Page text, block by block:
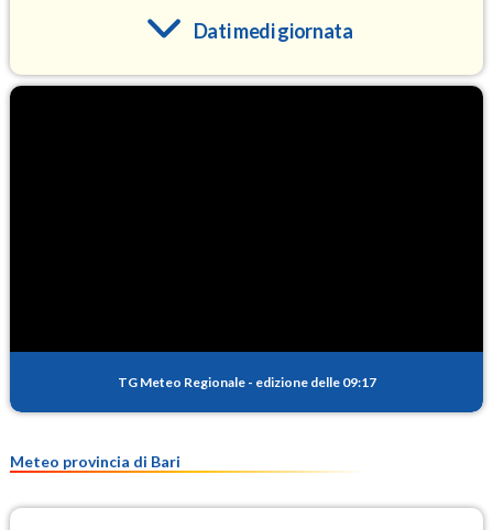
Dati medi giornata
PM25
TG Meteo Regionale - edizione delle 09:17
Meteo provincia di Bari